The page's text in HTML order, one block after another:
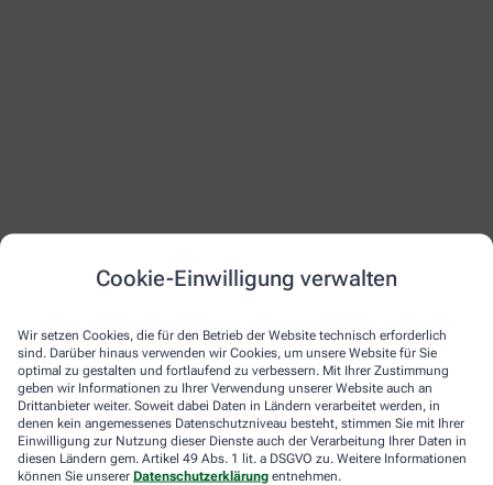
Cookie-Einwilligung verwalten
Wir setzen Cookies, die für den Betrieb der Website technisch erforderlich
sind. Darüber hinaus verwenden wir Cookies, um unsere Website für Sie
optimal zu gestalten und fortlaufend zu verbessern. Mit Ihrer Zustimmung
geben wir Informationen zu Ihrer Verwendung unserer Website auch an
Drittanbieter weiter. Soweit dabei Daten in Ländern verarbeitet werden, in
denen kein angemessenes Datenschutzniveau besteht, stimmen Sie mit Ihrer
Einwilligung zur Nutzung dieser Dienste auch der Verarbeitung Ihrer Daten in
diesen Ländern gem. Artikel 49 Abs. 1 lit. a DSGVO zu. Weitere Informationen
können Sie unserer Datenschutzerklärung entnehmen.